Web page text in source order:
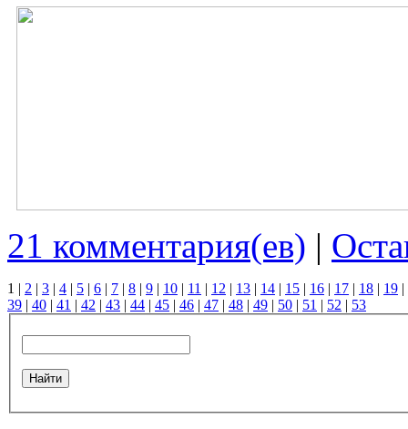
21 комментария(ев) |
1 | 2 | 3 | 4 | 5 | 6 | 7 | 8 | 9 | 10 | 11 | 12 | 13 | 14 | 15 | 16 | 17 | 18 | 19 |
39 | 40 | 41 | 42 | 43 | 44 | 45 | 46 | 47 | 48 | 49 | 50 | 51 | 52 | 53